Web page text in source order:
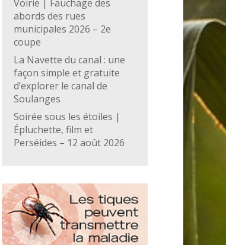
Voirie | Fauchage des
abords des rues
municipales 2026 – 2e
coupe
La Navette du canal : une
façon simple et gratuite
d’explorer le canal de
Soulanges
Soirée sous les étoiles |
Épluchette, film et
Perséides – 12 août 2026